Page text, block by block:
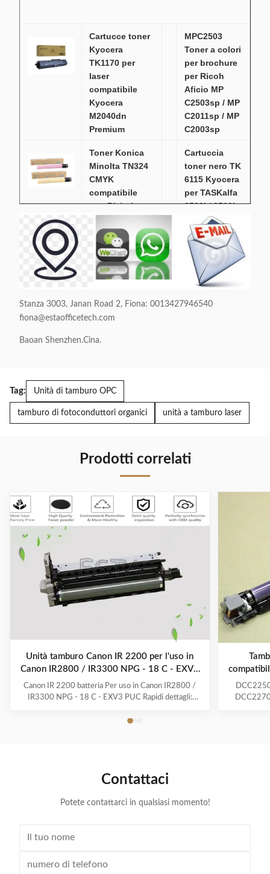
Cartucce toner
Kyocera
TK1170 per
laser
compatibile
Kyocera
M2040dn
Premium
MPC2503
Toner a colori
per brochure
per Ricoh
Aficio MP
C2503sp / MP
C2011sp / MP
C2003sp
Toner Konica
Minolta TN324
CMYK
compatibile
con Bizhub
Cartuccia
toner nero TK
6115 Kyocera
per TASKalfa
2520i / 2510i
M4125idn /
4132idn
15.000 pagine
Cartucce toner
fotocopiatrice
Sharp MX 235
AT AR5618
Inchiostro
fotocopiatrice
Stanza 3003, Janan Road 2, Fiona: 0013427946540
fiona@estaofficetech.com
Baoan Shenzhen.Cina.
Tag: Unità di tamburo OPC
tamburo di fotoconduttori organici unità a tamburo laser
Prodotti correlati
Unità tamburo Canon IR 2200 per l'uso in
Canon IR2800 / IR3300 NPG - 18 C - EXV3
PUC
Canon IR 2200 batteria Per uso in Canon IR2800 /
IR3300 NPG - 18 C - EXV3 PUC Rapidi dettagli:
stampanti: serie iR RRP: No Stampanti compatibili:
Contattaci
Potete contattarci in qualsiasi momento!